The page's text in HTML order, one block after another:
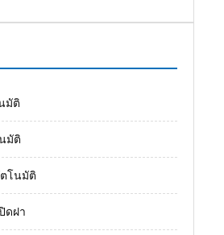
มัติ
มัติ
โนมัติ
ดฝา